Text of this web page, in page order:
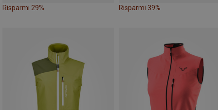
Risparmi 29% Risparmi 39%